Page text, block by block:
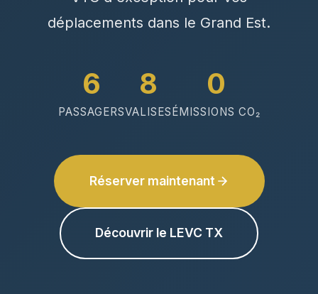
déplacements dans le Grand Est.
6
PASSAGERS
8
VALISES
0
ÉMISSIONS CO₂
Réserver maintenant
Découvrir le LEVC TX